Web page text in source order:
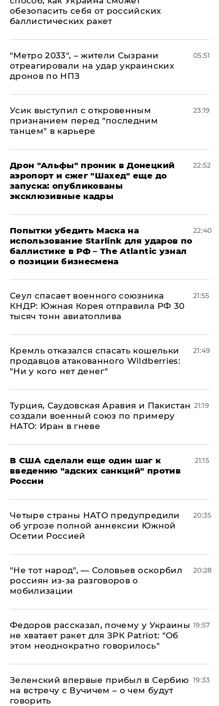
обезопасить себя от российских
баллистических ракет
"Метро 2033", – жители Сызрани
отреагировали на удар украинских
дронов по НПЗ
05:51
Усик выступил с откровенным
признанием перед "последним
танцем" в карьере
23:19
Дрон "Альфы" проник в Донецкий
аэропорт и сжег "Шахед" еще до
запуска: опубликованы
эксклюзивные кадры
22:52
Попытки убедить Маска на
использование Starlink для ударов по
баллистике в РФ – The Atlantic узнал
о позиции бизнесмена
22:40
​Сеул спасает военного союзника
КНДР: Южная Корея отправила РФ 30
тысяч тонн авиатоплива
21:55
Кремль отказался спасать кошельки
продавцов атакованного Wildberries:
"Ни у кого нет денег"
21:49
Турция, Саудовская Аравия и Пакистан
создали военный союз по примеру
НАТО: Иран в гневе
21:19
В США сделали еще один шаг к
введению "адских санкций" против
России
21:15
Четыре страны НАТО предупредили
об угрозе полной аннексии Южной
Осетии Россией
20:35
​"Не тот народ", — Соловьев оскорбил
россиян из-за разговоров о
мобилизации
20:28
Федоров рассказал, почему у Украины
не хватает ракет для ЗРК Patriot: "Об
этом неоднократно говорилось"
19:57
Зеленский впервые прибыл в Сербию
на встречу с Вучичем – о чем будут
говорить
19:33